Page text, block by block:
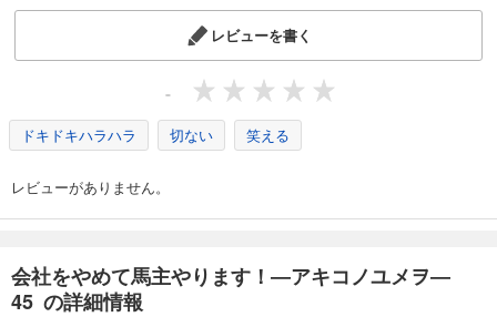
あらすじを表示する
会社をやめて馬主やります！ ― アキコノユメヲ ― 54
レビューを書く
-
ドキドキハラハラ 切ない 笑える
レビューがありません。
会社をやめて馬主やります！―アキコノユメヲ―
45 の詳細情報